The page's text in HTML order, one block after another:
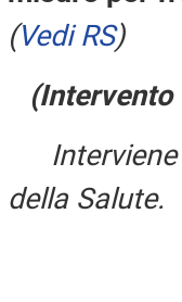
(Vedi RS)
(Intervento
della Salute.